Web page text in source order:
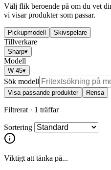
Välj flik beroende på om du vet
vi visar produkter som passar.
Pickupmodell Skivspelare
Tillverkare
Sharp▾
Modell
W 45▾
Sök modell
Visa passande produkter Rensa
Filtrerat · 1 träffar
Sortering
Viktigt att tänka på...